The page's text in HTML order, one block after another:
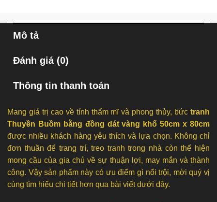
Mô tả
Đánh giá (0)
Thông tin thanh toán
Mang giá trị cao về tính thẩm mĩ và phong thủy, bức tranh
Thuyền Buồm bằng đồng dát vàng khổ 50cm x 80cm
được nhiều khách hàng yêu thích và lựa chọn. Không chỉ
đơn thuần để trang trí, treo tranh trong nhà còn thể hiện
mong cầu của gia chủ về sự thuận lợi, may mắn và thành
công. Vậy sản phẩm này có ưu điểm gì nổi trội, mời quý vị
cùng tìm hiểu chi tiết hơn qua bài viết dưới đây.